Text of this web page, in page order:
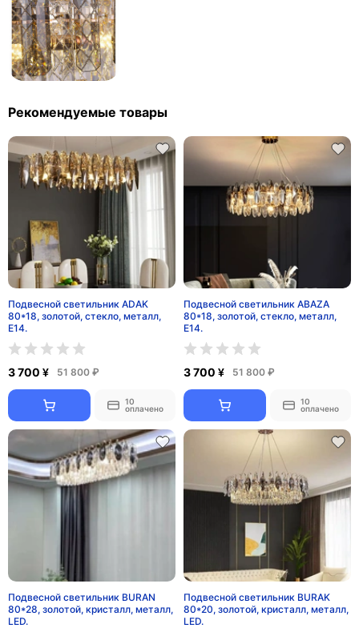
Рекомендуемые товары
Подвесной светильник ADAK
80*18, золотой, стекло, металл,
Е14.
3 700 ¥ 51 800 ₽
10
оплачено
Подвесной светильник ABAZA
80*18, золотой, стекло, металл,
Е14.
3 700 ¥ 51 800 ₽
10
оплачено
Подвесной светильник BURAN
80*28, золотой, кристалл, металл,
LED.
Подвесной светильник BURAK
80*20, золотой, кристалл, металл,
LED.